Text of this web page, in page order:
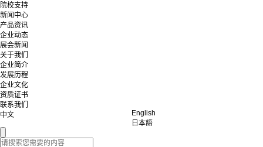
院校支持
新闻中心
产品资讯
企业动态
展会新闻
关于我们
企业简介
发展历程
企业文化
资质证书
联系我们
中文
English
日本語